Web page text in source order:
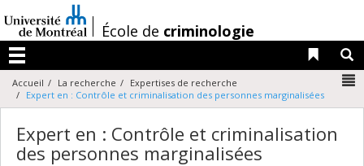
au
contenu
/École de criminologie
Menu
Liens
Accueil La recherche
Expertises de recherche
Expert en : Contrôle et criminalisation des personnes marginalisées
Expert en : Contrôle et criminalisation
des personnes marginalisées